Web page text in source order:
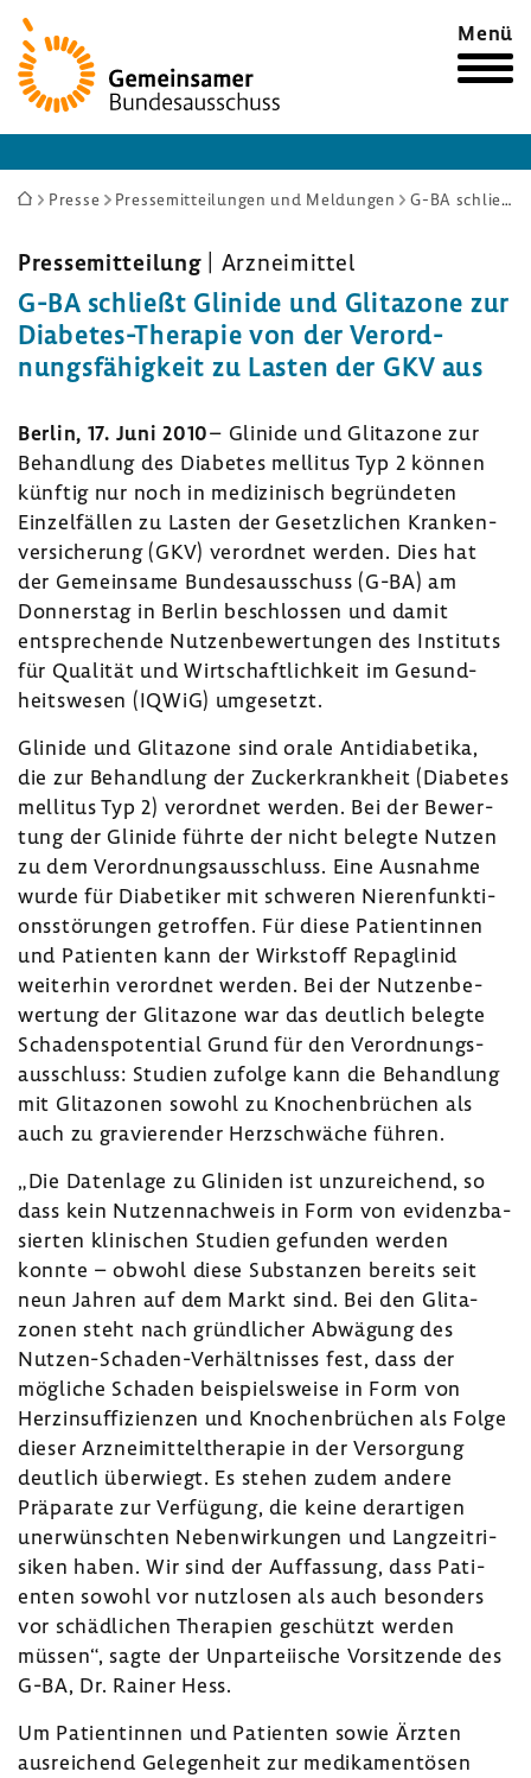
Zur
Startseite
Menü
Sie
hier:
Presse Pressemitteilungen und Meldungen G-BA schließt Glinide und Glitazone zur Diabetes-Therapie von der Verordnungsfähigkeit zu Lasten der GKV aus
Pres­se­mit­tei­lung | Arznei­mittel
G-BA schließt Glinide und Glita­zone zur
Diabetes-​Therapie von der Verord­
nungs­fä­hig­keit zu Lasten der GKV aus
Berlin, 17. Juni 2010– Glinide und Glita­zone zur
Behand­lung des Diabetes mellitus Typ 2 können
künftig nur noch in medi­zi­nisch begrün­deten
Einzel­fällen zu Lasten der Gesetz­li­chen Kran­ken­
ver­si­che­rung (GKV) verordnet werden. Dies hat
der Gemein­same Bundes­aus­schuss (G-BA) am
Donnerstag in Berlin beschlossen und damit
entspre­chende Nutzen­be­wer­tungen des Insti­tuts
für Qualität und Wirt­schaft­lich­keit im Gesund­
heits­wesen (IQWiG) umge­setzt.
Glinide und Glita­zone sind orale Anti­dia­be­tika,
die zur Behand­lung der Zucker­krank­heit (Diabetes
mellitus Typ 2) verordnet werden. Bei der Bewer­
tung der Glinide führte der nicht belegte Nutzen
zu dem Verord­nungs­aus­schluss. Eine Ausnahme
wurde für Diabe­tiker mit schweren Nieren­funk­ti­
ons­stö­rungen getroffen. Für diese Pati­en­tinnen
und Pati­enten kann der Wirk­stoff Repaglinid
weiterhin verordnet werden. Bei der Nutzen­be­
wer­tung der Glita­zone war das deut­lich belegte
Scha­dens­po­ten­tial Grund für den Verord­nungs­
aus­schluss: Studien zufolge kann die Behand­lung
mit Glita­zonen sowohl zu Knochen­brü­chen als
auch zu gravie­render Herz­schwäche führen.
„Die Daten­lage zu Glin­iden ist unzu­rei­chend, so
dass kein Nutzen­nach­weis in Form von evidenz­ba­
sierten klini­schen Studien gefunden werden
konnte – obwohl diese Substanzen bereits seit
neun Jahren auf dem Markt sind. Bei den Glita­
zonen steht nach gründ­li­cher Abwä­gung des
Nutzen-​Schaden-Verhältnisses fest, dass der
mögliche Schaden beispiels­weise in Form von
Herz­in­suf­fi­zi­enzen und Knochen­brü­chen als Folge
dieser Arznei­mit­tel­the­rapie in der Versor­gung
deut­lich über­wiegt. Es stehen zudem andere
Präpa­rate zur Verfü­gung, die keine derar­tigen
uner­wünschten Neben­wir­kungen und Lang­zeit­ri­
siken haben. Wir sind der Auffas­sung, dass Pati­
enten sowohl vor nutz­losen als auch beson­ders
vor schäd­li­chen Thera­pien geschützt werden
müssen“, sagte der Unpar­tei­ische Vorsit­zende des
G-BA, Dr. Rainer Hess.
Um Pati­en­tinnen und Pati­enten sowie Ärzten
ausrei­chend Gele­gen­heit zur medi­ka­men­tösen